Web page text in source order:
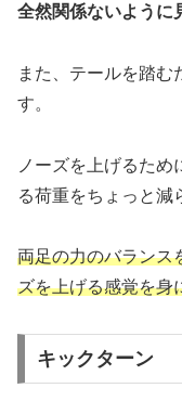
全然関係ないように
また、テールを踏む
す。
ノーズを上げるた
る荷重をちょっと減
両足の力のバランス
ズを上げる感覚を身
キックターン